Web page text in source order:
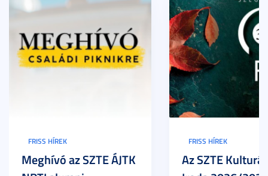
FRISS HÍREK
Meghívó az SZTE ÁJTK
FRISS HÍREK
Az SZTE